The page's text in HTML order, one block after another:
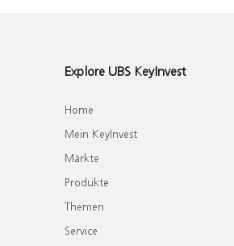
Explore UBS KeyInvest
Home
Mein KeyInvest
Märkte
Produkte
Themen
Service